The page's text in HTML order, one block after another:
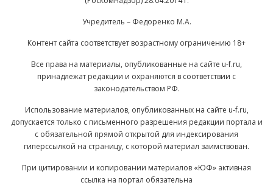
Учредитель – Федоренко М.А.
Контент сайта соответствует возрастному ограничению 18+
Все права на материалы, опубликованные на сайте u-f.ru,
принадлежат редакции и охраняются в соответствии с
законодательством РФ.
Использование материалов, опубликованных на сайте u-f.ru,
допускается только с письменного разрешения редакции портала и
с обязательной прямой открытой для индексирования
гиперссылкой на страницу, с которой материал заимствован.
При цитировании и копировании материалов «ЮФ» активная
ссылка на портал обязательна